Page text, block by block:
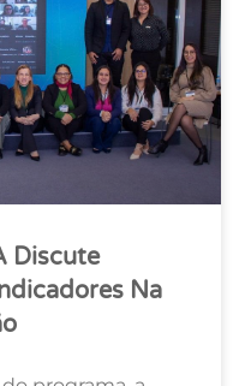
Discute
Na